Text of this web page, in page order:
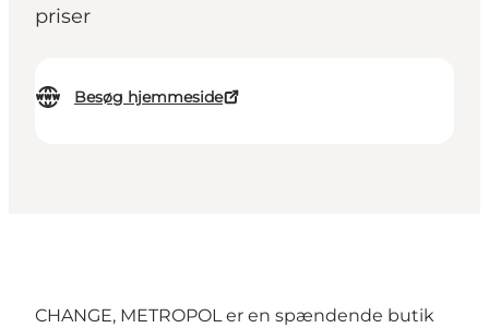
priser
Besøg hjemmeside
CHANGE, METROPOL er en spændende butik